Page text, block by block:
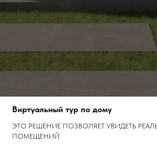
Виртуальный тур по дому
ЭТО РЕШЕНИЕ ПОЗВОЛЯЕТ УВИДЕТЬ
ПОМЕЩЕНИЙ